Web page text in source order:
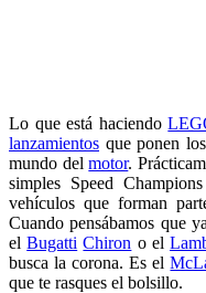
Lo que está haciendo
lanzamientos que ponen
mundo delmotor.
simples Speed
vehículos que forman
Cuando pensábamos que
elBugatti Chiron o el
busca la corona. Es el
que te rasques el bolsillo.